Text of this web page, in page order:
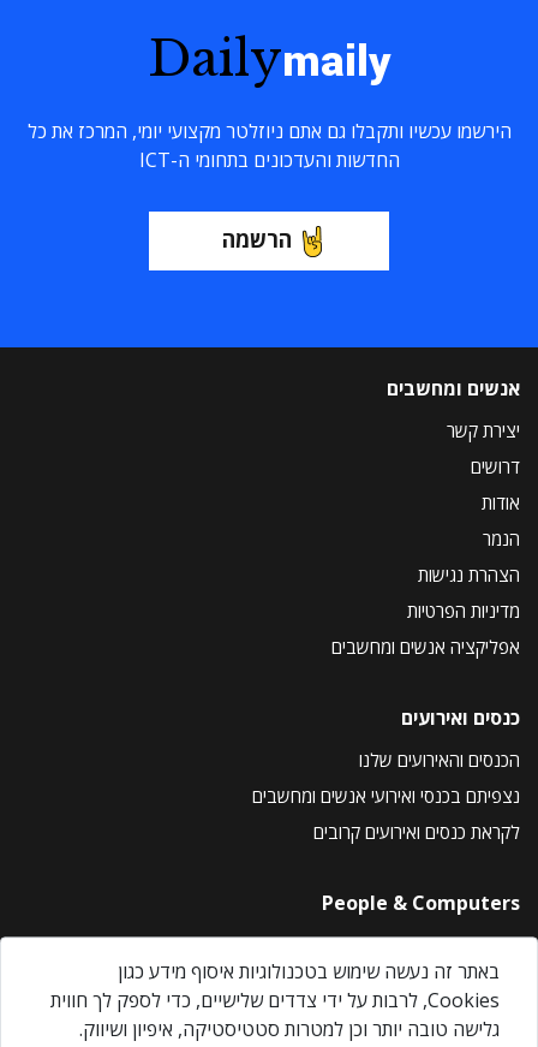
Dailymaily
הירשמו עכשיו ותקבלו גם אתם ניוזלטר מקצועי יומי, המרכז את כל
החדשות והעדכונים בתחומי ה-ICT
הרשמה
אנשים ומחשבים
יצירת קשר
דרושים
אודות
הנמר
הצהרת נגישות
מדיניות הפרטיות
אפליקציה אנשים ומחשבים
כנסים ואירועים
הכנסים והאירועים שלנו
נצפיתם בכנסי ואירועי אנשים ומחשבים
לקראת כנסים ואירועים קרובים
People & Computers
About Us
Privacy Policy
Contact Us
באתר זה נעשה שימוש בטכנולוגיות איסוף מידע כגון
Cookies, לרבות על ידי צדדים שלישיים, כדי לספק לך חווית
גלישה טובה יותר וכן למטרות סטטיסטיקה, איפיון ושיווק.